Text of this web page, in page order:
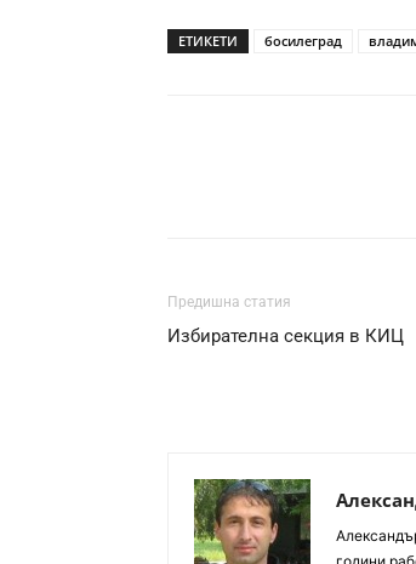
ЕТИКЕТИ босилеград
Предишна статия
Избирателна секция в КИЦ